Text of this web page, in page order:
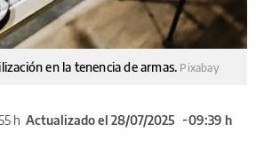
en la tenencia de armas. Pixabay
h Actualizado el 28/07/2025
09:39 h